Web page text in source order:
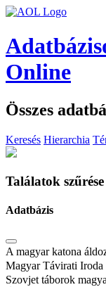
Online
Összes
Keresés Hierarchia
Találatok szűrése
Adatbázis
A magyar katona
Magyar Távirati Iroda
Szovjet táborok